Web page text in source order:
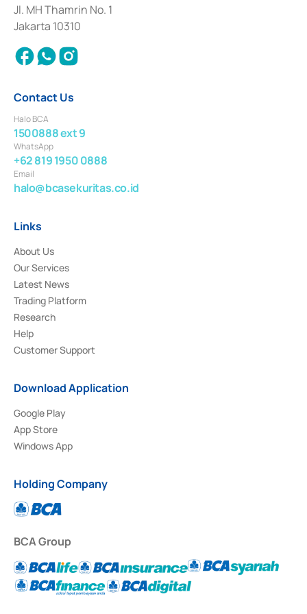
Institution for the Issuance, Transaction, and Administration and
Settlement of Commercial Paper Transactions whose license was issued in
2018.
Jl. MH Thamrin No. 1
Jakarta 10310
Contact Us
Halo BCA
1500888 ext 9
WhatsApp
+62 819 1950 0888
Email
halo@bcasekuritas.co.id
Links
About Us
Our Services
Latest News
Trading Platform
Research
Help
Customer Support
Download Application
Google Play
App Store
Windows App
Holding Company
BCA Group